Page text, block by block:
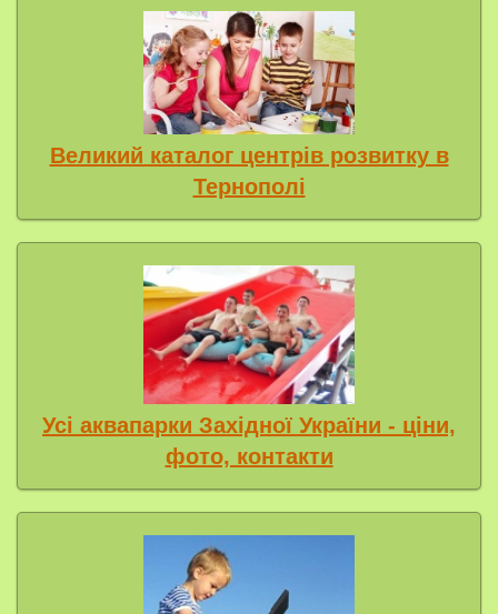
Великий каталог центрів розвитку в
Тернополі
Усі аквапарки Західної України - ціни,
фото, контакти